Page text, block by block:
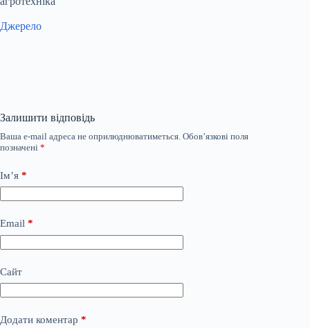
Джерело
Залишити відповідь
Ваша e-mail адреса не оприлюднюватиметься. Обов’язкові поля
позначені *
Ім’я *
Email *
Сайт
Додати коментар *